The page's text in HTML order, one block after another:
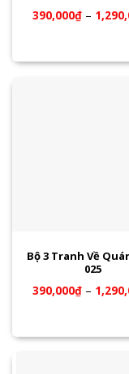
390,000₫–
Bộ 3 Tranh Về
025
390,000₫–